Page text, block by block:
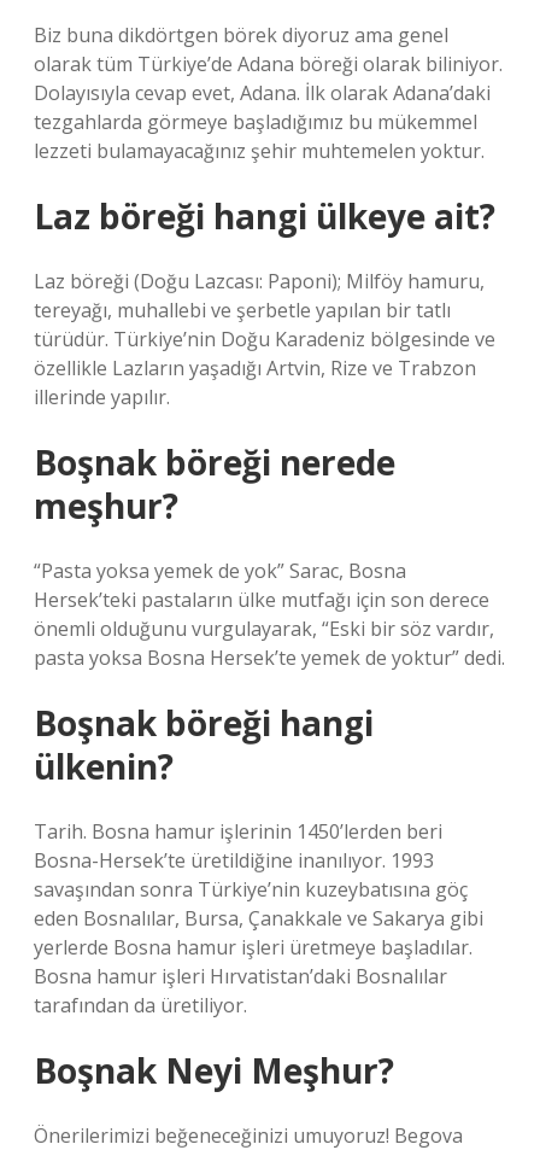
Biz buna dikdörtgen börek diyoruz ama genel
olarak tüm Türkiye’de Adana böreği olarak biliniyor.
Dolayısıyla cevap evet, Adana. İlk olarak Adana’daki
tezgahlarda görmeye başladığımız bu mükemmel
lezzeti bulamayacağınız şehir muhtemelen yoktur.
Laz böreği hangi ülkeye ait?
Laz böreği (Doğu Lazcası: Paponi); Milföy hamuru,
tereyağı, muhallebi ve şerbetle yapılan bir tatlı
türüdür. Türkiye’nin Doğu Karadeniz bölgesinde ve
özellikle Lazların yaşadığı Artvin, Rize ve Trabzon
illerinde yapılır.
Boşnak böreği nerede
meşhur?
“Pasta yoksa yemek de yok” Sarac, Bosna
Hersek’teki pastaların ülke mutfağı için son derece
önemli olduğunu vurgulayarak, “Eski bir söz vardır,
pasta yoksa Bosna Hersek’te yemek de yoktur” dedi.
Boşnak böreği hangi
ülkenin?
Tarih. Bosna hamur işlerinin 1450’lerden beri
Bosna-Hersek’te üretildiğine inanılıyor. 1993
savaşından sonra Türkiye’nin kuzeybatısına göç
eden Bosnalılar, Bursa, Çanakkale ve Sakarya gibi
yerlerde Bosna hamur işleri üretmeye başladılar.
Bosna hamur işleri Hırvatistan’daki Bosnalılar
tarafından da üretiliyor.
Boşnak Neyi Meşhur?
Önerilerimizi beğeneceğinizi umuyoruz! Begova